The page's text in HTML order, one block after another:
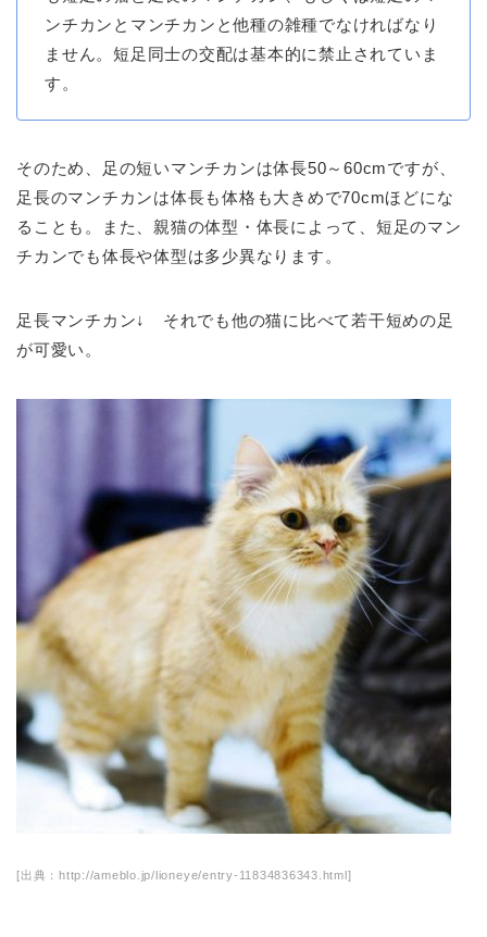
ンチカンとマンチカンと他種の雑種でなければなり
ません。短足同士の交配は基本的に禁止されていま
す。
そのため、足の短いマンチカンは体長50～60cmですが、
足長のマンチカンは体長も体格も大きめで70cmほどにな
ることも。また、親猫の体型・体長によって、短足のマン
チカンでも体長や体型は多少異なります。
足長マンチカン↓ それでも他の猫に比べて若干短めの足
が可愛い。
[出典：http://ameblo.jp/lioneye/entry-11834836343.html]